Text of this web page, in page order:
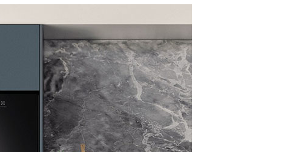
Tiện ích
đông lớn
Kiểu tủ
Ngăn đá dưới
Chất liệu cửa
tủ lạnh
Kim loại
Chất liệu
khay ngăn
Kim loại
Kích thước
Cao 175.6 cm – Rộng 59.8 cm –
Sâu 57.5 cm